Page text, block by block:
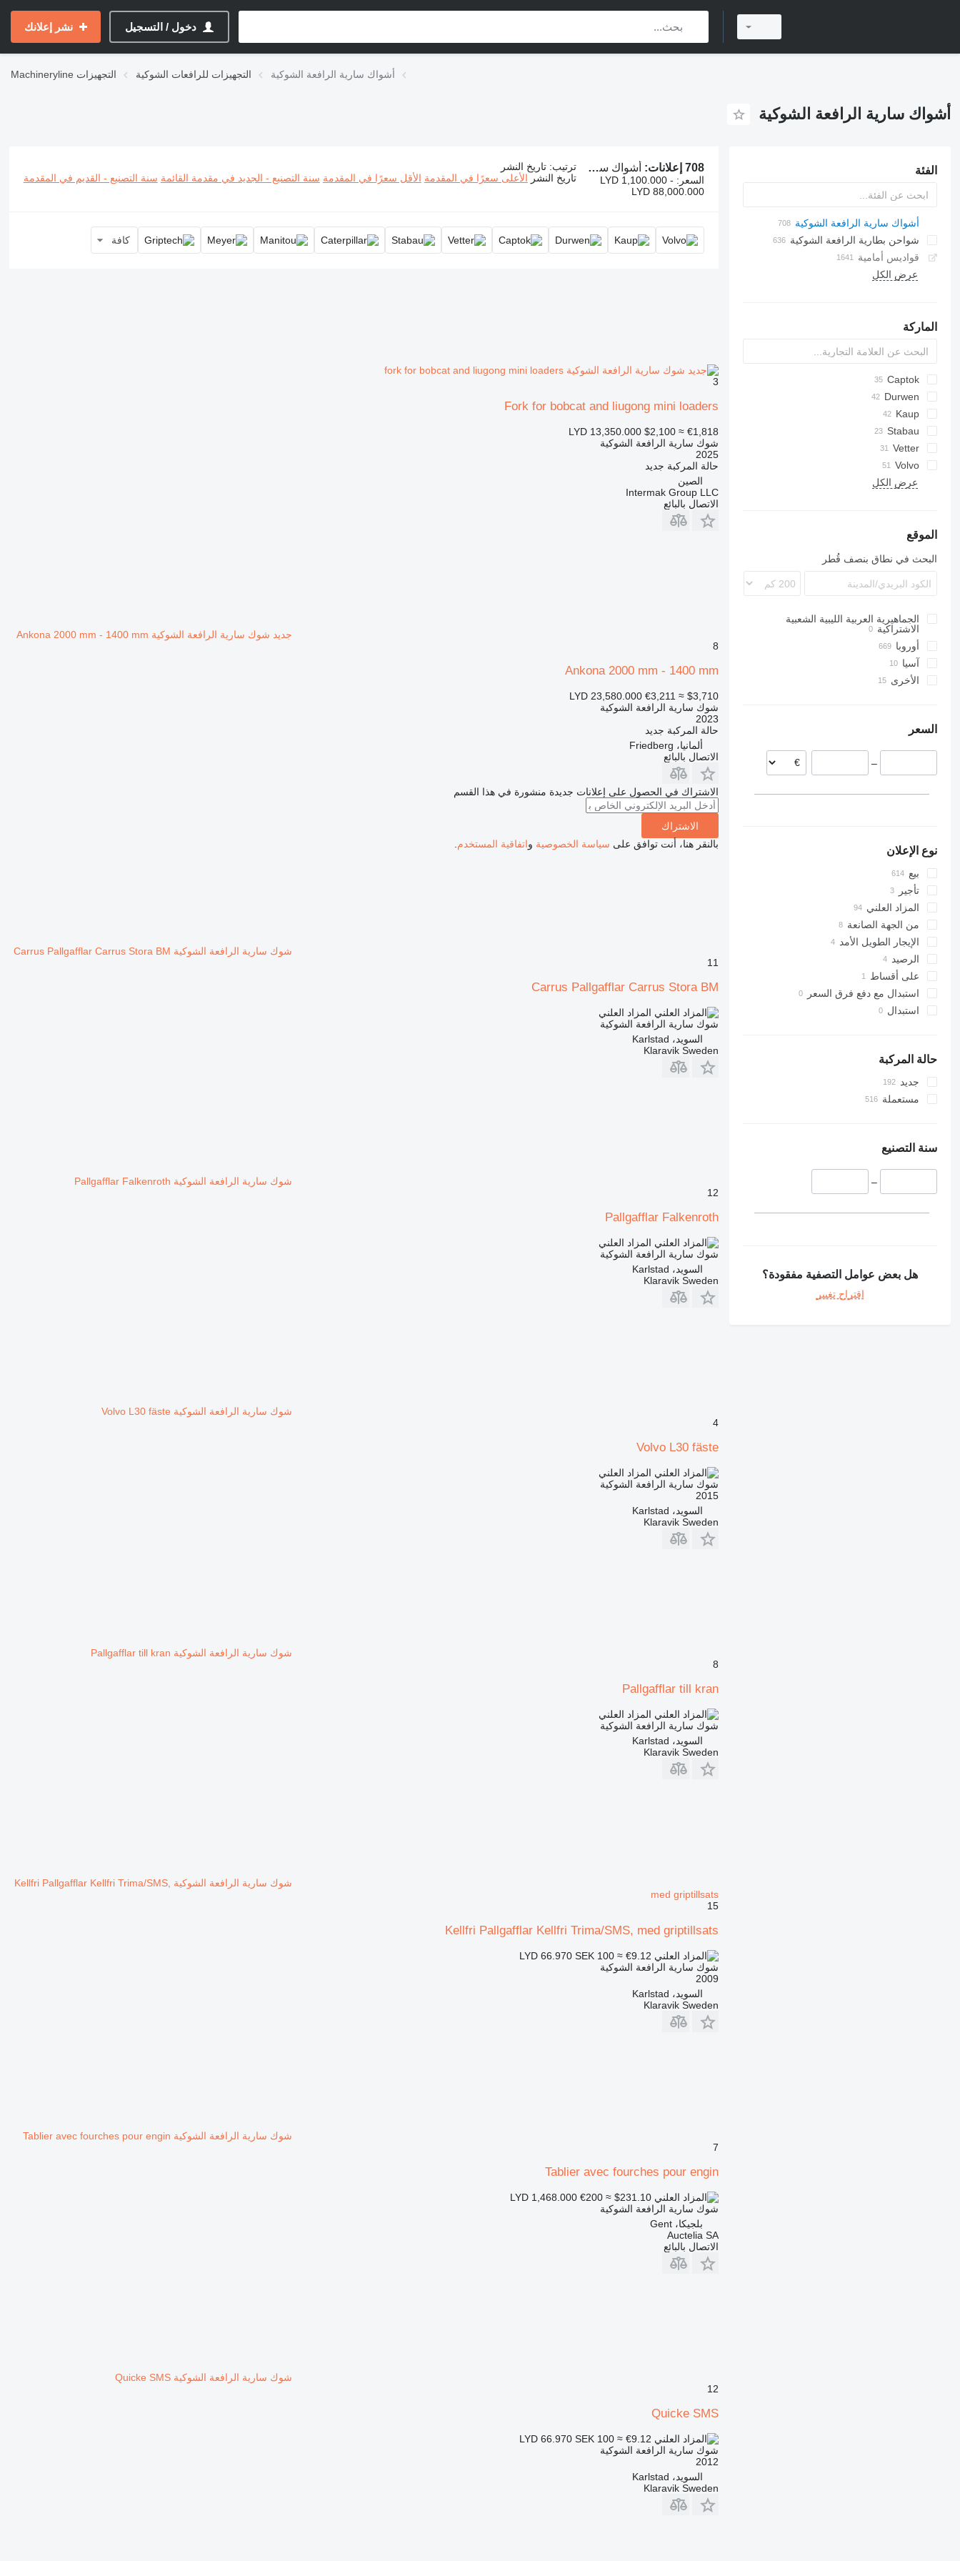
دخول / التسجيل نشر إعلانك
Machineryline التجهيزات التجهيزات للرافعات الشوكية أشواك سارية الرافعة الشوكية
أشواك سارية الرافعة الشوكية
الفئة
أشواك سارية الرافعة الشوكية
شواحن بطارية الرافعة الشوكية
قواديس أمامية
عرض الكل
الماركة
AZ
AR
S series
Captok
CK
906
908
926
930
938
963
Durwen
DPK
PGK
RZV
SGS
ZVP
H-series
TMKaup
T411
A-series
MRT
MT
SL
SKL
Stabau
S11
TL
CW
Vetter
Volvo
BM
عرض الكل
الموقع
البحث في نطاق بنصف قُطر
الجماهيرية العربية الليبية الشعبية
الاشتراكية
أوروبا
هولندا
إيطاليا
إسبانيا
آسيا
تركيا
الأخرى
السعر
–
نوع الإعلان
بيع
تأجير
المزاد العلني
من الجهة الصانعة
الإيجار الطويل الأمد
الرصيد
على أقساط
استبدال مع دفع فرق السعر
استبدال
حالة المركبة
جديد
مستعملة
سنة التصنيع
–
هل بعض عوامل التصفية مفقودة؟
اقتراح تغيير
708 إعلانات: أشواك سارية الرافعة الشوكية
السعر: LYD 1,100.000 -
LYD 88,000.000
ترتيب: تاريخ النشر
تاريخ النشر الأعلى سعرًا في المقدمة الأقل سعرًا في المقدمة سنة التصنيع - الجديد في مقدمة القائمة سنة التصنيع - القديم في المقدمة
كافة
3
Fork for bobcat and liugong mini loaders
LYD 13,350.000 $2,100 ≈ €1,818
شوك سارية الرافعة الشوكية
2025
حالة المركبة جديد
الصين
Intermak Group LLC
الاتصال بالبائع
جديد شوك سارية الرافعة الشوكية Ankona 2000 mm - 1400 mm
8
Ankona 2000 mm - 1400 mm
LYD 23,580.000 €3,211 ≈ $3,710
شوك سارية الرافعة الشوكية
2023
حالة المركبة جديد
ألمانيا، Friedberg
الاتصال بالبائع
الاشتراك في الحصول على إعلانات جديدة منشورة في هذا القسم
الاشتراك
بالنقر هنا، أنت توافق على سياسة الخصوصية واتفاقية المستخدم
شوك سارية الرافعة الشوكية Carrus Pallgafflar Carrus Stora BM
11
Carrus Pallgafflar Carrus Stora BM
المزاد العلني
شوك سارية الرافعة الشوكية
السويد، Karlstad
Klaravik Sweden
شوك سارية الرافعة الشوكية Pallgafflar Falkenroth
12
Pallgafflar Falkenroth
المزاد العلني
شوك سارية الرافعة الشوكية
السويد، Karlstad
Klaravik Sweden
شوك سارية الرافعة الشوكية Volvo L30 fäste
4
Volvo L30 fäste
المزاد العلني
شوك سارية الرافعة الشوكية
2015
السويد، Karlstad
Klaravik Sweden
شوك سارية الرافعة الشوكية Pallgafflar till kran
8
Pallgafflar till kran
المزاد العلني
شوك سارية الرافعة الشوكية
السويد، Karlstad
Klaravik Sweden
شوك سارية الرافعة الشوكية Kellfri Pallgafflar Kellfri Trima/SMS,
med griptillsats
15
Kellfri Pallgafflar Kellfri Trima/SMS, med griptillsats
SEK 100 ≈ €9.12
شوك سارية الرافعة الشوكية
2009
السويد، Karlstad
Klaravik Sweden
شوك سارية الرافعة الشوكية Tablier avec fourches pour engin
7
Tablier avec fourches pour engin
€200 ≈ $231.10
شوك سارية الرافعة الشوكية
بلجيكا، Gent
Auctelia SA
الاتصال بالبائع
شوك سارية الرافعة الشوكية Quicke SMS
12
Quicke SMS
SEK 100 ≈ €9.12
شوك سارية الرافعة الشوكية
2012
السويد، Karlstad
Klaravik Sweden